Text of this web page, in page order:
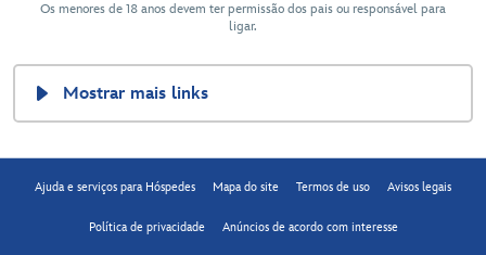
Os menores de 18 anos devem ter permissão dos pais ou responsável para
ligar.
Mostrar mais links
Ajuda e serviços para Hóspedes Mapa do site Termos de uso Avisos legais
Política de privacidade Anúncios de acordo com interesse